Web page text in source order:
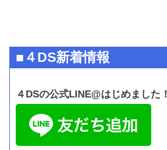
■４DS新着情報
４DSの公式LINE@はじめました！